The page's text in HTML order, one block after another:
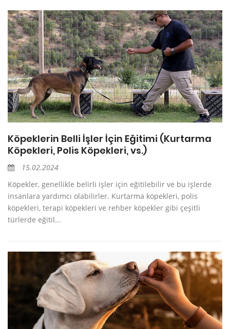
Köpeklerin Belli İşler İçin Eğitimi (Kurtarma
Köpekleri, Polis Köpekleri, vs.)
15.02.2024
Köpekler, genellikle belirli işler için eğitilebilir ve bu işlerde
insanlara yardımcı olabilirler. Kurtarma köpekleri, polis
köpekleri, terapi köpekleri ve rehber köpekler gibi çeşitli
türlerde eğitil...